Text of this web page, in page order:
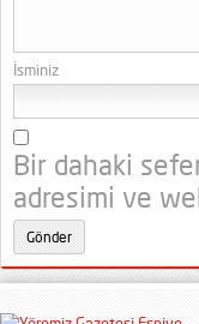
İsminiz
Bir dahaki
adresimi ve